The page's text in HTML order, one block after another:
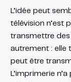
L’idée peut
télévision n’est
transmettre
autrement : elle
peut être
L’imprimerie